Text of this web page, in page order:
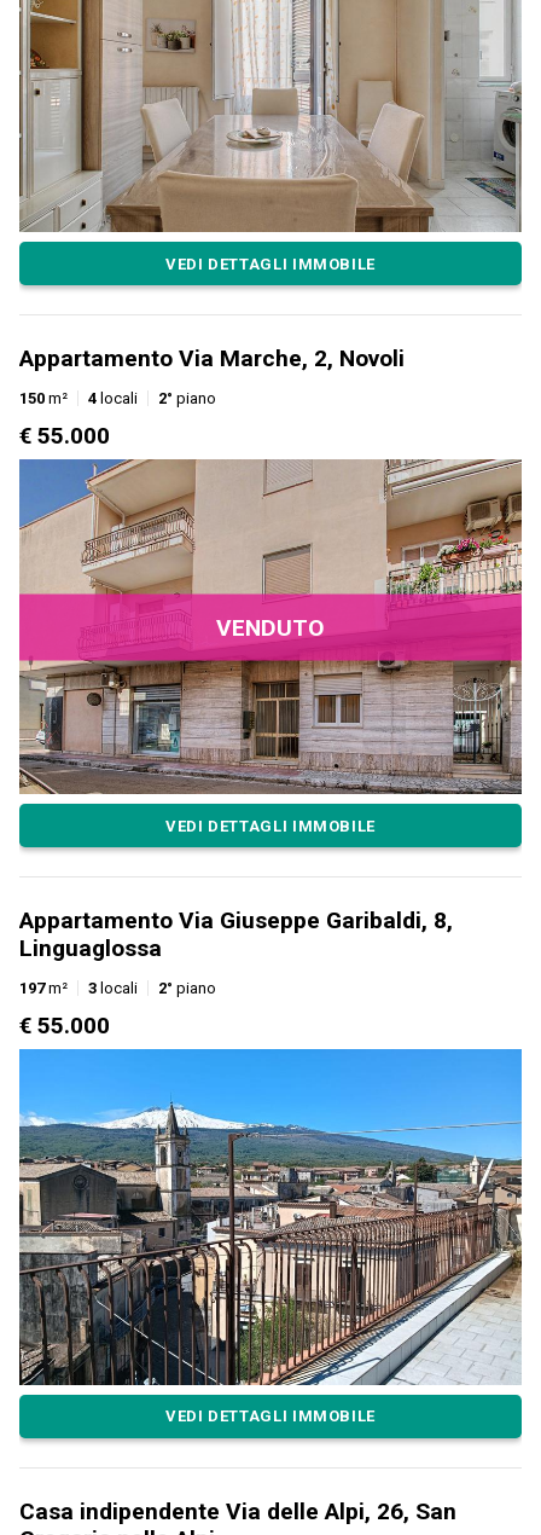
VEDI DETTAGLI IMMOBILE
Appartamento Via Marche, 2, Novoli
150 m² 4 locali 2° piano
€ 55.000
VENDUTO
VEDI DETTAGLI IMMOBILE
Appartamento Via Giuseppe Garibaldi, 8,
Linguaglossa
197m² 3 locali 2° piano
€ 55.000
VEDI DETTAGLI IMMOBILE
Casa indipendente Via delle Alpi, 26, San